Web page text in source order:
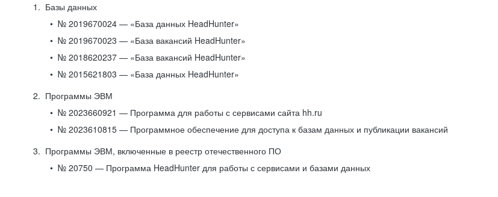
Базы данных
№ 2019670024 — «База данных HeadHunter»
№ 2019670023 — «База вакансий HeadHunter»
№ 2018620237 — «База вакансий HeadHunter»
№ 2015621803 — «База данных HeadHunter»
Программы ЭВМ
№ 2023660921 — Программа для работы с сервисами сайта hh.ru
№ 2023610815 — Программное обеспечение для доступа к базам данных и публикации вакансий
Программы ЭВМ, включенные в реестр отечественного ПО
№ 20750 — Программа HeadHunter для работы с сервисами и базами данных